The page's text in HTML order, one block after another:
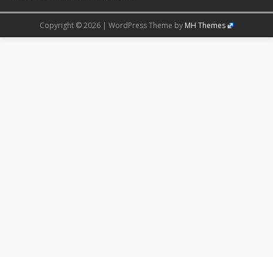
Copyright © 2026 | WordPress Theme by MH Themes